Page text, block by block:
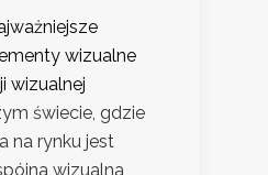
wizualne
wizualnej
świecie, gdzie
na rynku jest
wizualna